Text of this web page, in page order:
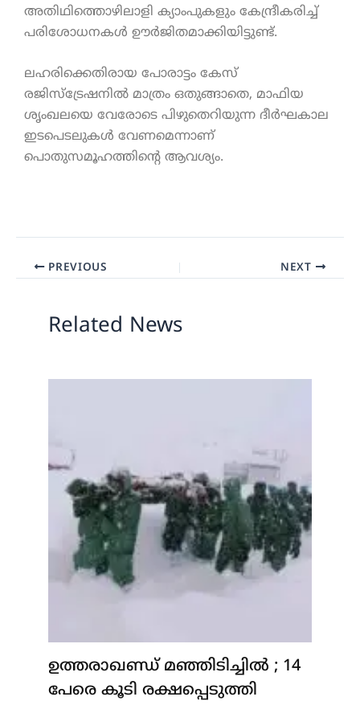
അതിഥിത്തൊഴിലാളി ക്യാംപുകളും കേന്ദ്രീകരിച്ച്
പരിശോധനകൾ ഊർജിതമാക്കിയിട്ടുണ്ട്.
ലഹരിക്കെതിരായ പോരാട്ടം കേസ്
രജിസ്ട്രേഷനിൽ മാത്രം ഒതുങ്ങാതെ, മാഫിയ
ശൃംഖലയെ വേരോടെ പിഴുതെറിയുന്ന ദീർഘകാല
ഇടപെടലുകൾ വേണമെന്നാണ്
പൊതുസമൂഹത്തിന്റെ ആവശ്യം.
PREVIOUS NEXT
Related News
ഉത്തരാഖണ്ഡ് മഞ്ഞിടിച്ചിൽ ; 14
പേരെ കൂടി രക്ഷപ്പെടുത്തി